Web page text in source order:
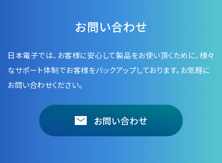
お問い合わせ
日本電子では、お客様に安心して製品をお使い頂くために、 様々
なサポート体制でお客様をバックアップしております。お気軽に
お問い合わせください。
お問い合わせ